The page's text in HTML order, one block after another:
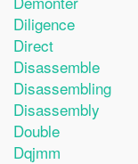
Diligence
Direct
Disassemble
Disassembling
Disassembly
Double
Dqjmm